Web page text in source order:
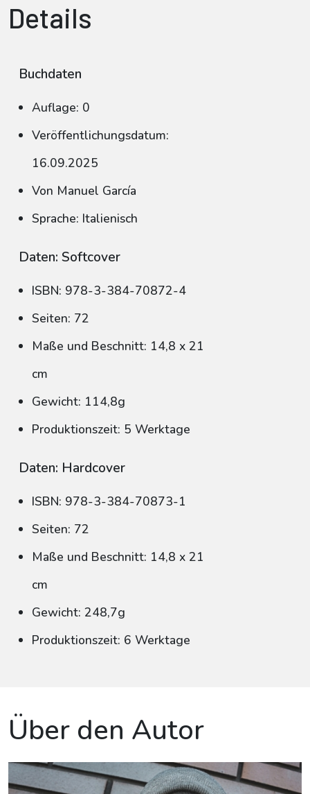
Details
Buchdaten
Auflage: 0
Veröffentlichungsdatum:
16.09.2025
Von Manuel García
Sprache: Italienisch
Daten: Softcover
ISBN: 978-3-384-70872-4
Seiten: 72
Maße und Beschnitt: 14,8 x 21
cm
Gewicht: 114,8g
Produktionszeit: 5 Werktage
Daten: Hardcover
ISBN: 978-3-384-70873-1
Seiten: 72
Maße und Beschnitt: 14,8 x 21
cm
Gewicht: 248,7g
Produktionszeit: 6 Werktage
Über den Autor